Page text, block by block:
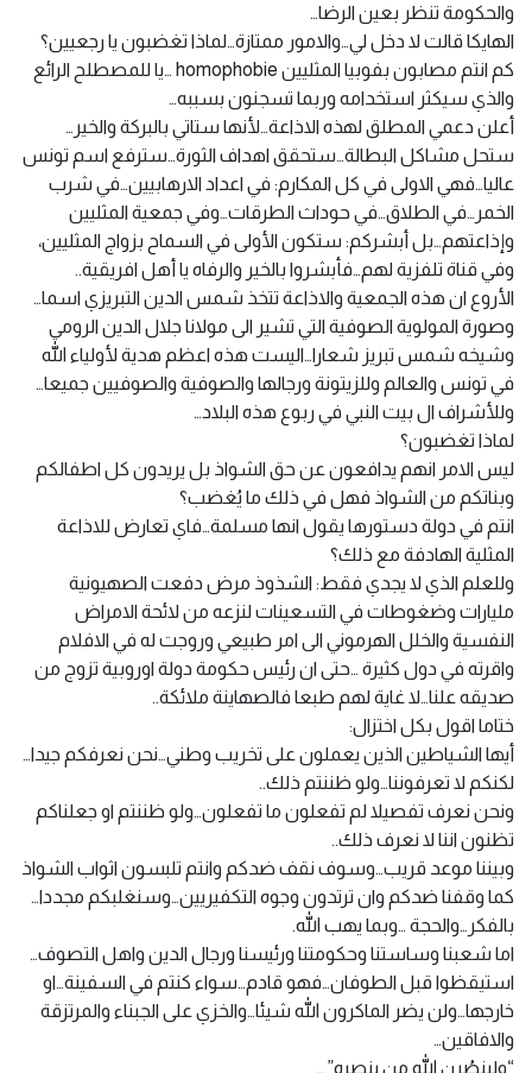
والحكومة تنظر بعين الرضا…
الهايكا قالت لا دخل لي…والامور ممتازة…لماذا تغضبون يا رجعيين؟
كم انتم مصابون بفوبيا المثليين homophobie …يا للمصطلح الرائع
والذي سيكثر استخدامه وربما تسجنون بسببه…
أعلن دعمي المطلق لهذه الاذاعة…لأنها ستاتي بالبركة والخير…
ستحل مشاكل البطالة…ستحقق اهداف الثورة…سترفع اسم تونس
عاليا…فهي الاولى في كل المكارم: في اعداد الارهابيين…في شرب
الخمر…في الطلاق…في حوداث الطرقات…وفي جمعية المثليين
وإذاعتهم…بل أبشركم: ستكون الأولى في السماح بزواج المثليين،
وفي قناة تلفزية لهم…فأبشروا بالخير والرفاه يا أهل افريقية..
الأروع ان هذه الجمعية والاذاعة تتخذ شمس الدين التبريزي اسما…
وصورة المولوية الصوفية التي تشير الى مولانا جلال الدين الرومي
وشيخه شمس تبريز شعارا…اليست هذه اعظم هدية لأولياء الله
في تونس والعالم وللزيتونة ورجالها والصوفية والصوفيين جميعا…
وللأشراف ال بيت النبي في ربوع هذه البلاد…
لماذا تغضبون؟
ليس الامر انهم يدافعون عن حق الشواذ بل يريدون كل اطفالكم
وبناتكم من الشواذ فهل في ذلك ما يُغضب؟
انتم في دولة دستورها يقول انها مسلمة…فاي تعارض للاذاعة
المثلية الهادفة مع ذلك؟
وللعلم الذي لا يجدي فقط: الشذوذ مرض دفعت الصهيونية
مليارات وضغوطات في التسعينات لنزعه من لائحة الامراض
النفسية والخلل الهرموني الى امر طبيعي وروجت له في الافلام
واقرته في دول كثيرة …حتى ان رئيس حكومة دولة اوروبية تزوج من
صديقه علنا…لا غاية لهم طبعا فالصهاينة ملائكة..
ختاما اقول بكل اختزال:
أيها الشياطين الذين يعملون على تخريب وطني…نحن نعرفكم جيدا…
لكنكم لا تعرفوننا…ولو ظننتم ذلك..
ونحن نعرف تفصيلا لم تفعلون ما تفعلون…ولو ظننتم او جعلناكم
تظنون اننا لا نعرف ذلك..
وبيننا موعد قريب…وسوف نقف ضدكم وانتم تلبسون اثواب الشواذ
كما وقفنا ضدكم وان ترتدون وجوه التكفيريين…وسنغلبكم مجددا…
بالفكر…والحجة …وبما يهب الله.
اما شعبنا وساستنا وحكومتنا ورئيسنا ورجال الدين واهل التصوف…
استيقظوا قبل الطوفان…فهو قادم…سواء كنتم في السفينة…او
خارجها…ولن يضر الماكرون الله شيئا…والخزي على الجبناء والمرتزقة
والافاقين…
“ولينصُرن الله من ينصره”….